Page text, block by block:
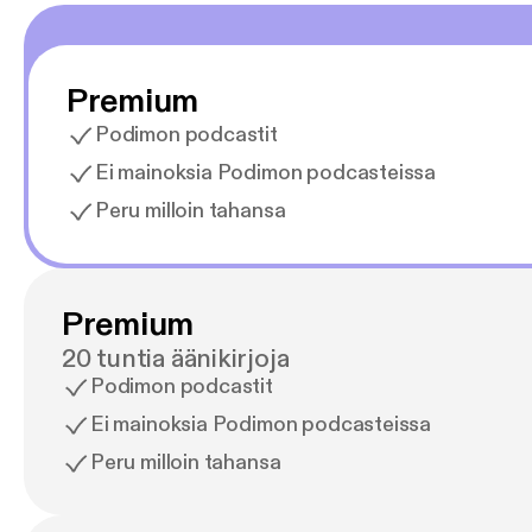
Premium
Podimon podcastit
Ei mainoksia Podimon podcasteissa
Peru milloin tahansa
Premium
20 tuntia äänikirjoja
Podimon podcastit
Ei mainoksia Podimon podcasteissa
Peru milloin tahansa